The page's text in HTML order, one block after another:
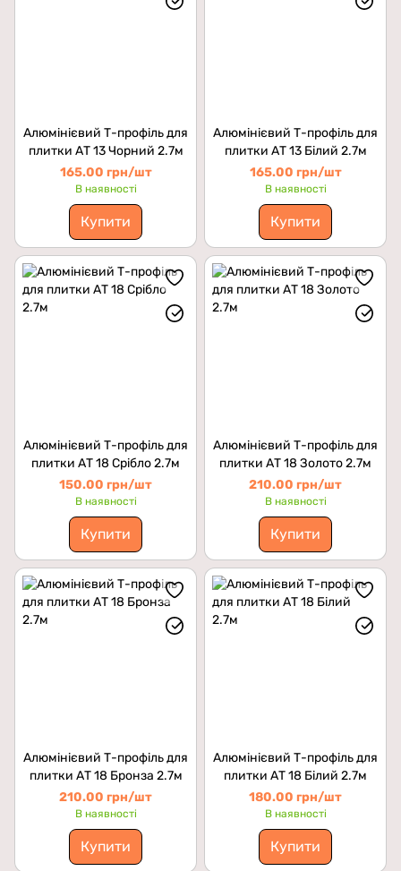
Алюмінієвий Т-профіль для
плитки АТ 13 Чорний 2.7м
165.00 грн/шт
В наявності
Купити
Алюмінієвий Т-профіль для
плитки АТ 13 Білий 2.7м
165.00 грн/шт
В наявності
Купити
Алюмінієвий Т-профіль для
плитки АТ 18 Срібло 2.7м
150.00 грн/шт
В наявності
Купити
Алюмінієвий Т-профіль для
плитки АТ 18 Золото 2.7м
210.00 грн/шт
В наявності
Купити
Алюмінієвий Т-профіль для
плитки АТ 18 Бронза 2.7м
210.00 грн/шт
В наявності
Купити
Алюмінієвий Т-профіль для
плитки АТ 18 Білий 2.7м
180.00 грн/шт
В наявності
Купити